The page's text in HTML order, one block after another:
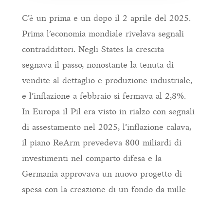
C’è un prima e un dopo il 2 aprile del 2025.
Prima l’economia mondiale rivelava segnali
contraddittori. Negli States la crescita
segnava il passo, nonostante la tenuta di
vendite al dettaglio e produzione industriale,
e l’inflazione a febbraio si fermava al 2,8%.
In Europa il Pil era visto in rialzo con segnali
di assestamento nel 2025, l’inflazione calava,
il piano ReArm prevedeva 800 miliardi di
investimenti nel comparto difesa e la
Germania approvava un nuovo progetto di
spesa con la creazione di un fondo da mille